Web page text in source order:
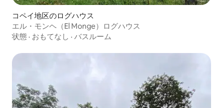
コペイ地区のログハウス
エル・モンヘ（El Monge）ログハウス
状態 · おもてなし · バスルーム